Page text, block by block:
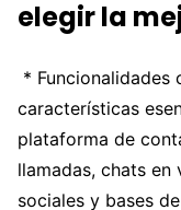
elegir la
* Funcionalidades
características
plataforma de
llamadas, chats
sociales y bases